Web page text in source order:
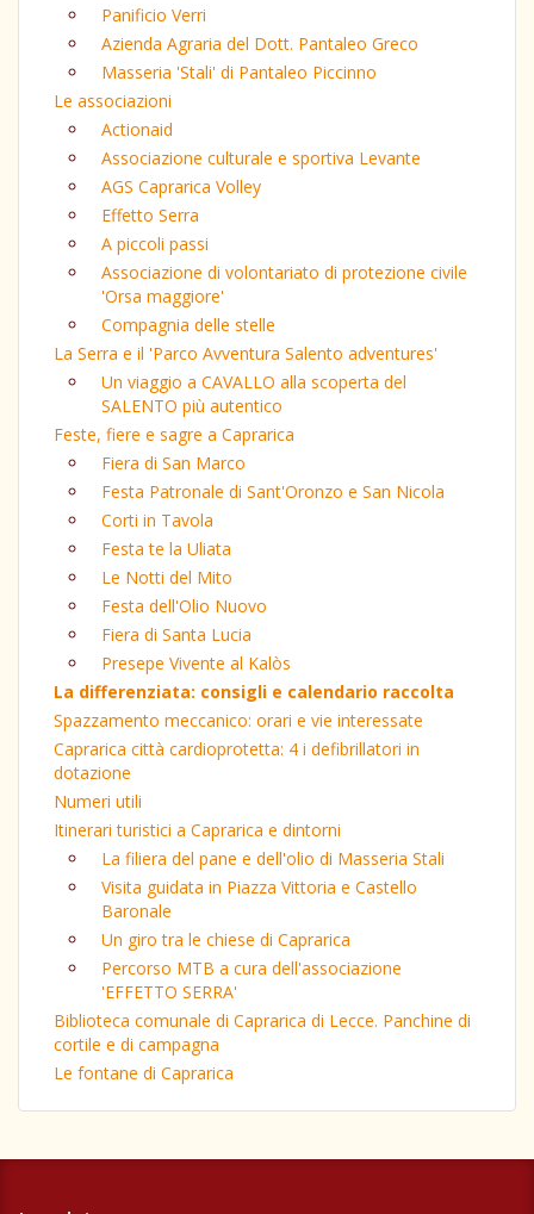
Panificio Verri
Azienda Agraria del Dott. Pantaleo Greco
Masseria 'Stali' di Pantaleo Piccinno
Le associazioni
Actionaid
Associazione culturale e sportiva Levante
AGS Caprarica Volley
Effetto Serra
A piccoli passi
Associazione di volontariato di protezione civile
'Orsa maggiore'
Compagnia delle stelle
La Serra e il 'Parco Avventura Salento adventures'
Un viaggio a CAVALLO alla scoperta del
SALENTO più autentico
Feste, fiere e sagre a Caprarica
Fiera di San Marco
Festa Patronale di Sant'Oronzo e San Nicola
Corti in Tavola
Festa te la Uliata
Le Notti del Mito
Festa dell'Olio Nuovo
Fiera di Santa Lucia
Presepe Vivente al Kalòs
La differenziata: consigli e calendario raccolta
Spazzamento meccanico: orari e vie interessate
Caprarica città cardioprotetta: 4 i defibrillatori in
dotazione
Numeri utili
Itinerari turistici a Caprarica e dintorni
La filiera del pane e dell'olio di Masseria Stali
Visita guidata in Piazza Vittoria e Castello
Baronale
Un giro tra le chiese di Caprarica
Percorso MTB a cura dell'associazione
'EFFETTO SERRA'
Biblioteca comunale di Caprarica di Lecce. Panchine di
cortile e di campagna
Le fontane di Caprarica